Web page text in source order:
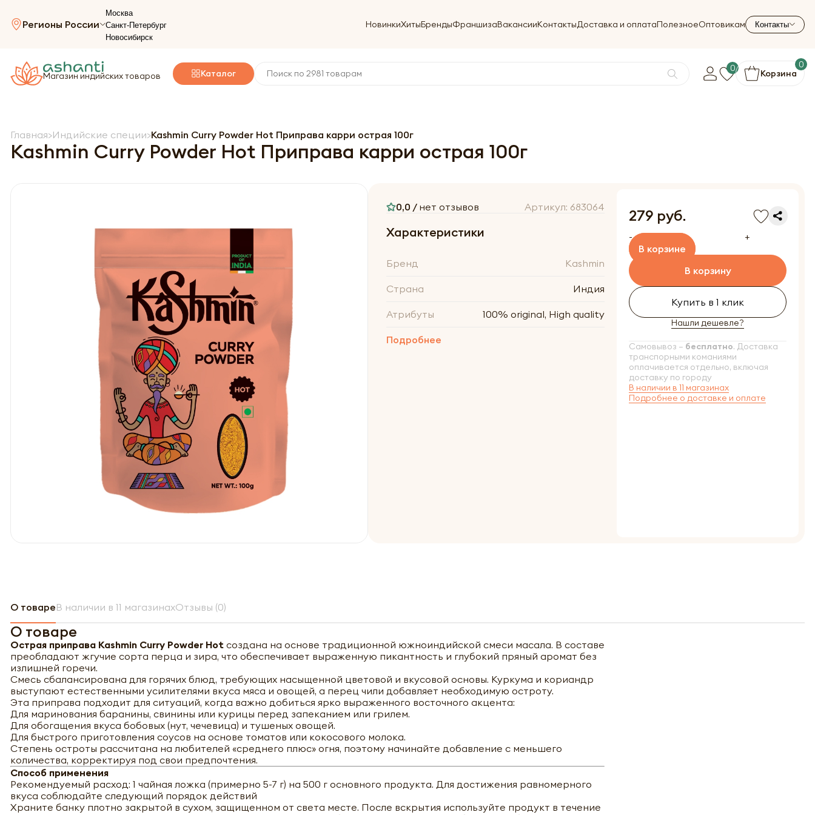
Регионы России
Москва
Санкт-Петербург
Новосибирск
НовинкиХитыБрендыФраншизаВакансииКонтактыДоставка и оплатаПолезноеОптовикам Контакты
Магазин индийских товаров Каталог 0 Корзина
0
Главная Индийские специи Kashmin Curry Powder Hot Приправа карри острая 100г
Kashmin Curry Powder Hot Приправа карри острая 100г
0,0 / нет отзывов Артикул: 683064
Характеристики
Бренд Kashmin
Страна Индия
Атрибуты 100% original, High quality
Подробнее
279 руб.
-
+
В корзине
В корзину
Купить в 1 клик
Нашли дешевле?
Самовывоз – бесплатно. Доставка
транспорными команиями
оплачивается отдельно, включая
доставку по городу
В наличии в 11 магазинах
Подробнее о доставке и оплате
О товареВ наличии в 11 магазинахОтзывы (0)
О товаре
Острая приправа Kashmin Curry Powder Hot создана на основе традиционной южноиндийской смеси масала. В составе
преобладают жгучие сорта перца и зира, что обеспечивает выраженную пикантность и глубокий пряный аромат без
излишней горечи.
Смесь сбалансирована для горячих блюд, требующих насыщенной цветовой и вкусовой основы. Куркума и кориандр
выступают естественными усилителями вкуса мяса и овощей, а перец чили добавляет необходимую остроту.
Эта приправа подходит для ситуаций, когда важно добиться ярко выраженного восточного акцента:
Для маринования баранины, свинины или курицы перед запеканием или грилем.
Для обогащения вкуса бобовых (нут, чечевица) и тушеных овощей.
Для быстрого приготовления соусов на основе томатов или кокосового молока.
Степень остроты рассчитана на любителей «среднего плюс» огня, поэтому начинайте добавление с меньшего
количества, корректируя под свои предпочтения.
Способ применения
Рекомендуемый расход: 1 чайная ложка (примерно 5-7 г) на 500 г основного продукта. Для достижения равномерного
вкуса соблюдайте следующий порядок действий
Храните банку плотно закрытой в сухом, защищенном от света месте. После вскрытия используйте продукт в течение